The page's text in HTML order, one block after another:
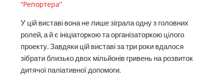
“Репортера”
У цій виставі вона не лише зіграла одну з голов­них
ролей, а й є ініціаторкою та організаторкою цілого
проекту. Завдяки цій виставі за три роки вдалося
зібрати близько двох мільйонів гривень на розвиток
дитячої паліативної допомоги.